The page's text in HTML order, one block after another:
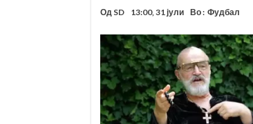
Од SD 13:00, 31 јули Во : Фудбал